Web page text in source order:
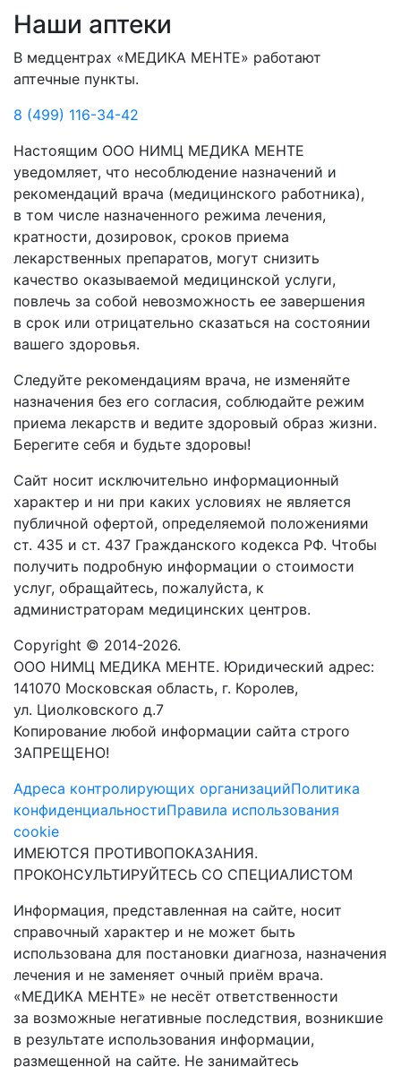
Наши аптеки
В медцентрах «МЕДИКА МЕНТЕ» работают
аптечные пункты.
8 (499) 116-34-42
Настоящим ООО НИМЦ МЕДИКА МЕНТЕ
уведомляет, что несоблюдение назначений и
рекомендаций врача (медицинского работника),
в том числе назначенного режима лечения,
кратности, дозировок, сроков приема
лекарственных препаратов, могут снизить
качество оказываемой медицинской услуги,
повлечь за собой невозможность ее завершения
в срок или отрицательно сказаться на состоянии
вашего здоровья.
Следуйте рекомендациям врача, не изменяйте
назначения без его согласия, соблюдайте режим
приема лекарств и ведите здоровый образ жизни.
Берегите себя и будьте здоровы!
Сайт носит исключительно информационный
характер и ни при каких условиях не является
публичной офертой, определяемой положениями
ст. 435 и ст. 437 Гражданского кодекса РФ. Чтобы
получить подробную информации о стоимости
услуг, обращайтесь, пожалуйста, к
администраторам медицинских центров.
Copyright © 2014-2026.
ООО НИМЦ МЕДИКА МЕНТЕ. Юридический адрес:
141070 Московская область, г. Королев,
ул. Циолковского д.7
Копирование любой информации сайта строго
ЗАПРЕЩЕНО!
Адреса контролирующих организацийПолитика
конфиденциальностиПравила использования
cookie
ИМЕЮТСЯ ПРОТИВОПОКАЗАНИЯ.
ПРОКОНСУЛЬТИРУЙТЕСЬ СО СПЕЦИАЛИСТОМ
Информация, представленная на сайте, носит
справочный характер и не может быть
использована для постановки диагноза, назначения
лечения и не заменяет очный приём врача.
«МЕДИКА МЕНТЕ» не несёт ответственности
за возможные негативные последствия, возникшие
в результате использования информации,
размещенной на сайте. Не занимайтесь